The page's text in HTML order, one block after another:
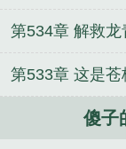
主+无系统+无
《傻子的神秘
说。
仙师
第534章 解救龙
第533章 这是
傻子